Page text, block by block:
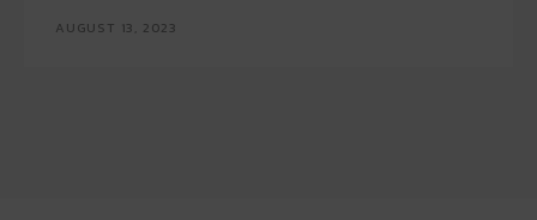
AUGUST 13, 2023